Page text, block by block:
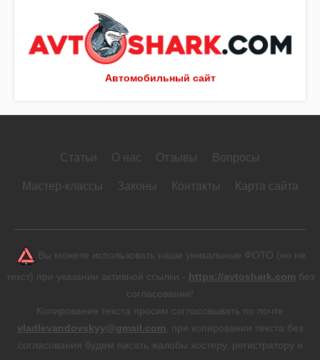
Автомобильный сайт
Статьи О нас Отзывы Вопросы
Мастер-классы Законы Контакты Карта сайта
Вы можете использовать наши уникальные ФОТО (но не
текст) при указании активной ссылки - https://avtoshark.com без
согласования!
Копирование текста просим согласовывать по почте
vladlevandovskyy@gmail.com , при копировании текста без
согласования будем писать жалобы хостеру, регистратору и